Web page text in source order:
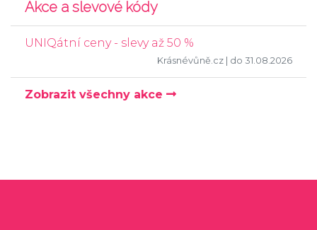
Akce a slevové kódy
UNIQátní ceny - slevy až 50 %
Krásnévůně.cz | do 31.08.2026
Zobrazit všechny akce